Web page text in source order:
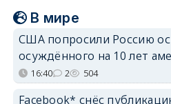
В мире
США попросили Россию
осуждённого на 10 лет
16:40 2 504
Facebook* снёс